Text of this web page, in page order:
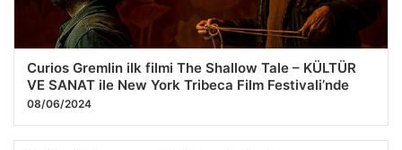
Curios Gremlin ilk filmi The Shallow Tale – KÜLTÜR
VE SANAT ile New York Tribeca Film Festivali’nde
08/06/2024